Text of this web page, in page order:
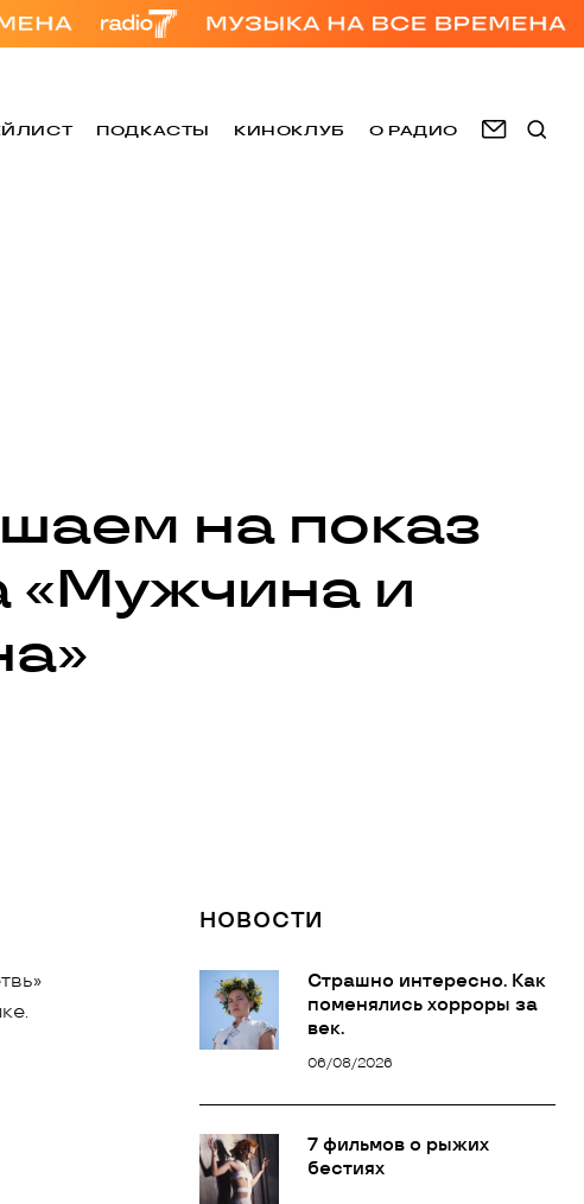
ПОДКАСТЫ КИНОКЛУБ О РАДИО
на показ
и
НОВОСТИ
Страшно интересно. Как
поменялись хорроры за
век.
06/08/2026
7 фильмов о рыжих
бестиях